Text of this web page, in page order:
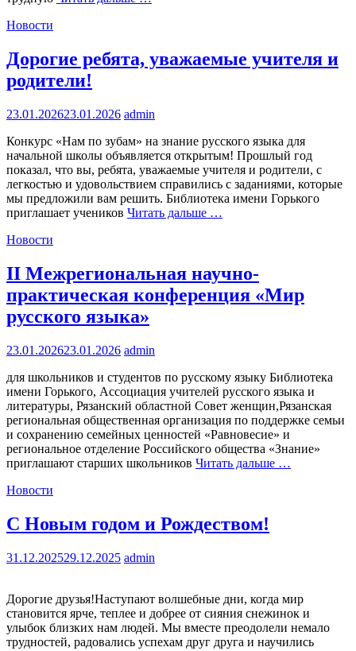
Новости
Дорогие ребята, уважаемые учителя и
родители!
23.01.202623.01.2026 admin
Конкурс «Нам по зубам» на знание русского языка для
начальной школы объявляется открытым! Прошлый год
показал, что вы, ребята, уважаемые учителя и родители, с
легкостью и удовольствием справились с заданиями, которые
мы предложили вам решить. Библиотека имени Горького
приглашает учеников Читать дальше …
Новости
II Межрегиональная научно-
практическая конференция «Мир
русского языка»
23.01.202623.01.2026 admin
для школьников и студентов по русскому языку Библиотека
имени Горького, Ассоциация учителей русского языка и
литературы, Рязанский областной Совет женщин,Рязанская
региональная общественная организация по поддержке семьи
и сохранению семейных ценностей «Равновесие» и
региональное отделение Российского общества «Знание»
приглашают старших школьников Читать дальше …
Новости
С Новым годом и Рождеством!
31.12.202529.12.2025 admin
Дорогие друзья!Наступают волшебные дни, когда мир
становится ярче, теплее и добрее от сияния снежинок и
улыбок близких нам людей. Мы вместе преодолели немало
трудностей, радовались успехам друг друга и научились